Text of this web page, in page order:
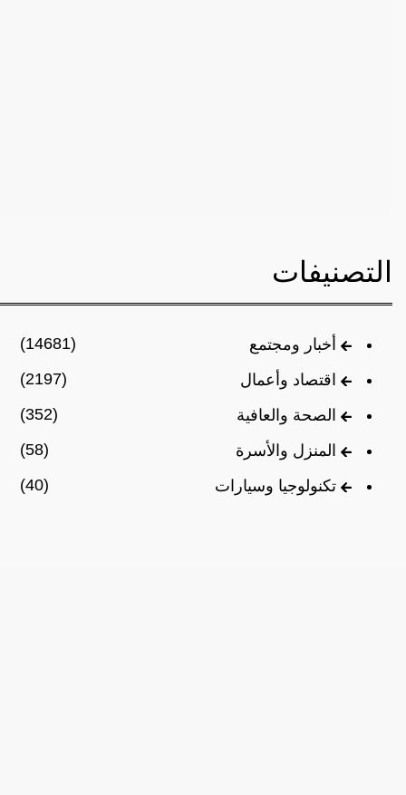
التصنيفات
أخبار ومجتمع
(14681)
اقتصاد وأعمال
(2197)
الصحة والعافية
(352)
المنزل والأسرة
(58)
تكنولوجيا وسيارات
(40)